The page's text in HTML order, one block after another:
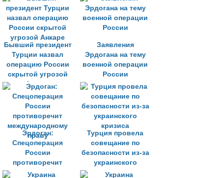
Бывший президент
Турции назвал
операцию России
скрытой угрозой
Анкаре
Заявления
Эрдогана на тему
военной операции
России
Эрдоган:
Спецоперация
России
противоречит
международному
Турция провела
совещание по
безопасности из-за
украинского
кризиса